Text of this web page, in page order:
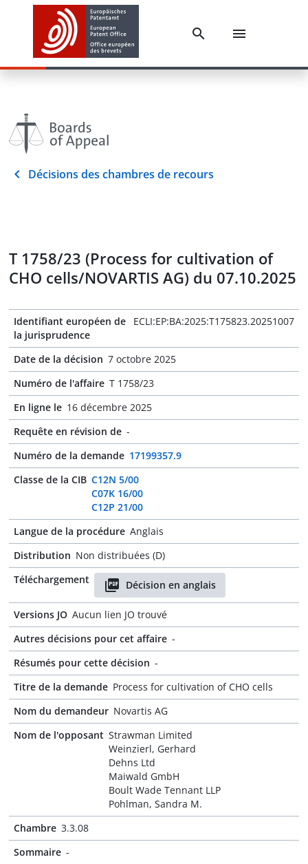
Décisions des chambres de recours
T 1758/23 (Process for cultivation of
CHO cells/NOVARTIS AG) du 07.10.2025
Identifiant européen de
la jurisprudence
ECLI:EP:BA:2025:T175823.20251007
Date de la décision 7 octobre 2025
Numéro de l'affaire T 1758/23
En ligne le 16 décembre 2025
Requête en révision de -
Numéro de la demande 17199357.9
Classe de la CIB C12N 5/00
C07K 16/00
C12P 21/00
Langue de la procédure Anglais
Distribution Non distribuées (D)
Téléchargement
Décision en anglais
Versions JO Aucun lien JO trouvé
Autres décisions pour cet affaire -
Résumés pour cette décision -
Titre de la demande Process for cultivation of CHO cells
Nom du demandeur Novartis AG
Nom de l'opposant Strawman Limited
Weinzierl, Gerhard
Dehns Ltd
Maiwald GmbH
Boult Wade Tennant LLP
Pohlman, Sandra M.
Chambre 3.3.08
Sommaire -